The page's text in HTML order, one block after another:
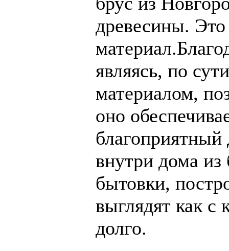
древесины.
являясь, по
материалом,
оно
благоприятный
внутри дома
бытовки,
выглядят как с
долго.